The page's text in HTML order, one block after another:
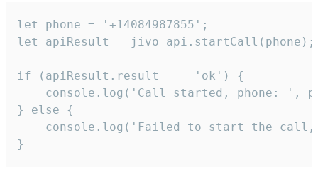
let phone = '+14084987855';
let apiResult = jivo_api.startCall(phone);
if (apiResult.result === 'ok') {
console.log('Call started, phone: ',
} else {
console.log('Failed to start the
}